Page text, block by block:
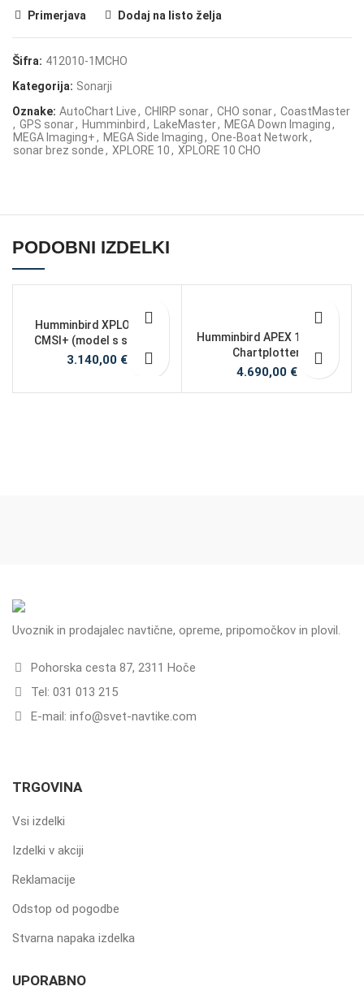
Primerjava Dodaj na listo želja
Šifra: 412010-1MCHO
Kategorija: Sonarji
Oznake: AutoChart Live, CHIRP sonar, CHO sonar, CoastMaster
, GPS sonar, Humminbird , LakeMaster, MEGA Down Imaging,
MEGA Imaging+, MEGA Side Imaging, One-Boat Network,
sonar brez sonde, XPLORE 10, XPLORE 10 CHO
PODOBNI IZDELKI
Humminbird XPLORE 12
CMSI+ (model s sondo)
3.140,00 €
Humminbird APEX 13 MSI+
Chartplotter
4.690,00 €
Uvoznik in prodajalec navtične, opreme, pripomočkov in plovil.
Pohorska cesta 87, 2311 Hoče
Tel: 031 013 215
E-mail: info@svet-navtike.com
TRGOVINA
Vsi izdelki
Izdelki v akciji
Reklamacije
Odstop od pogodbe
Stvarna napaka izdelka
UPORABNO